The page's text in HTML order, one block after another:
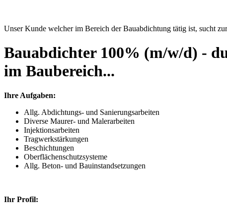
Unser Kunde welcher im Bereich der Bauabdichtung tätig ist, sucht
Bauabdichter 100% (m/w/d) -
im Baubereich...
Ihre Aufgaben:
Allg. Abdichtungs- und Sanierungsarbeiten
Diverse Maurer- und Malerarbeiten
Injektionsarbeiten
Tragwerkstärkungen
Beschichtungen
Oberflächenschutzsysteme
Allg. Beton- und Bauinstandsetzungen
Ihr Profil: